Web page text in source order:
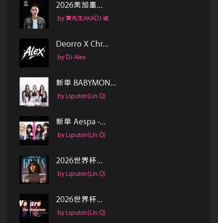
2026美加墨...
by 黄先生AKADJ.诚.
Deorro X Chr...
by DJ Alex
新单 BABYMON...
by Lsputon(Lin.Q)
新单 Aespa -...
by Lsputon(Lin.Q)
2026世界杯...
by Lsputon(Lin.Q)
2026世界杯...
by Lsputon(Lin.Q)